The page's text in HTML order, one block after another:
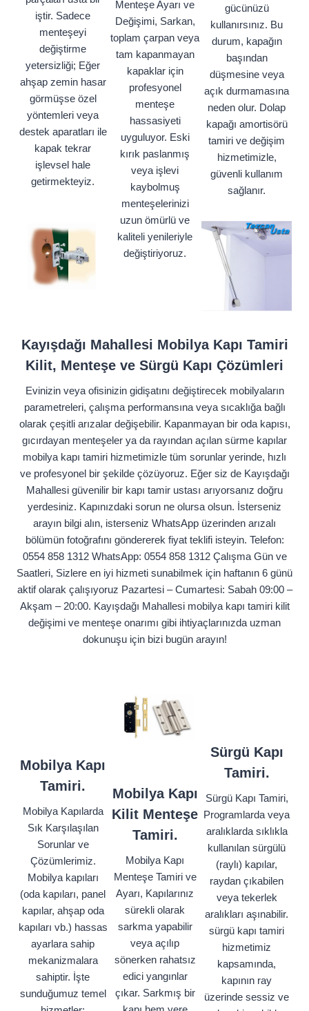
iştir. Sadece
menteşeyi
değiştirme
yetersizliği; Eğer
ahşap zemin hasar
görmüşse özel
yöntemleri veya
destek aparatları ile
kapak tekrar
işlevsel hale
getirmekteyiz.
Menteşe Ayarı ve
Değişimi, Sarkan,
toplam çarpan veya
tam kapanmayan
kapaklar için
profesyonel
menteşe
hassasiyeti
uyguluyor. Eski
kırık paslanmış
veya işlevi
kaybolmuş
menteşelerinizi
uzun ömürlü ve
kaliteli yenileriyle
değiştiriyoruz.
gücünüzü
kullanırsınız. Bu
durum, kapağın
başından
düşmesine veya
açık durmamasına
neden olur. Dolap
kapağı amortisörü
tamiri ve değişim
hizmetimizle,
güvenli kullanım
sağlanır.
Kayışdağı Mahallesi Mobilya Kapı Tamiri
Kilit, Menteşe ve Sürgü Kapı Çözümleri
Evinizin veya ofisinizin gidişatını değiştirecek mobilyaların
parametreleri, çalışma performansına veya sıcaklığa bağlı
olarak çeşitli arızalar değişebilir. Kapanmayan bir oda kapısı,
gıcırdayan menteşeler ya da rayından açılan sürme kapılar
mobilya kapı tamiri hizmetimizle tüm sorunlar yerinde, hızlı
ve profesyonel bir şekilde çözüyoruz. Eğer siz de Kayışdağı
Mahallesi güvenilir bir kapı tamir ustası arıyorsanız doğru
yerdesiniz. Kapınızdaki sorun ne olursa olsun. İsterseniz
arayın bilgi alın, isterseniz WhatsApp üzerinden arızalı
bölümün fotoğrafını göndererek fiyat teklifi isteyin. Telefon:
0554 858 1312 WhatsApp: 0554 858 1312 Çalışma Gün ve
Saatleri, Sizlere en iyi hizmeti sunabilmek için haftanın 6 günü
aktif olarak çalışıyoruz Pazartesi – Cumartesi: Sabah 09:00 –
Akşam – 20:00. Kayışdağı Mahallesi mobilya kapı tamiri kilit
değişimi ve menteşe onarımı gibi ihtiyaçlarınızda uzman
dokunuşu için bizi bugün arayın!
Mobilya Kapı
Tamiri.
Mobilya Kapılarda
Sık Karşılaşılan
Sorunlar ve
Çözümlerimiz.
Mobilya kapıları
(oda kapıları, panel
kapılar, ahşap oda
kapıları vb.) hassas
ayarlara sahip
mekanizmalara
sahiptir. İşte
sunduğumuz temel
Mobilya Kapı
Kilit Menteşe
Tamiri.
Mobilya Kapı
Menteşe Tamiri ve
Ayarı, Kapılarınız
sürekli olarak
sarkma yapabilir
veya açılıp
sönerken rahatsız
edici yangınlar
çıkar. Sarkmış bir
Sürgü Kapı
Tamiri.
Sürgü Kapı Tamiri,
Programlarda veya
aralıklarda sıklıkla
kullanılan sürgülü
(raylı) kapılar,
raydan çıkabilen
veya tekerlek
aralıkları aşınabilir.
sürgü kapı tamiri
hizmetimiz
kapsamında,
kapının ray
üzerinde sessiz ve